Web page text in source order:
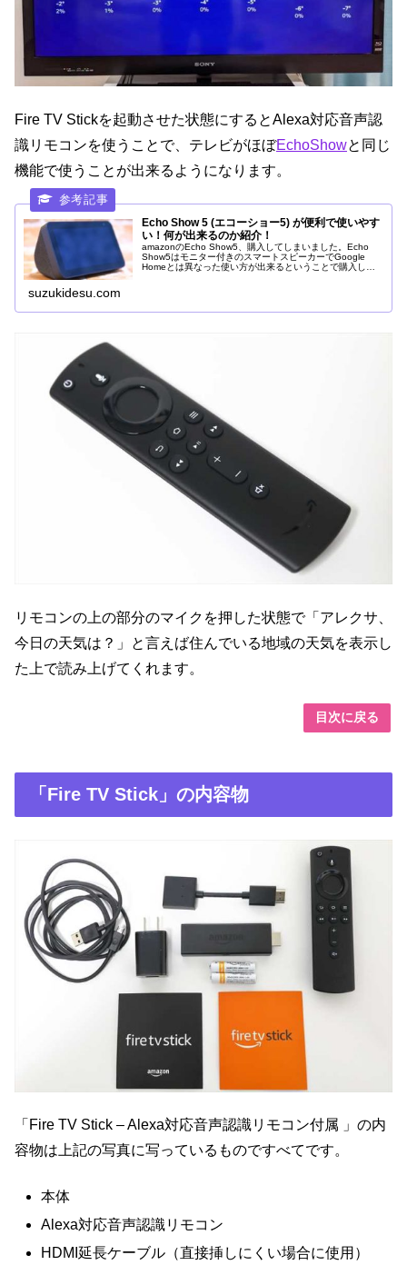
Fire TV Stickを起動させた状態にするとAlexa対応音声認
識リモコンを使うことで、テレビがほぼEchoShowと同じ
機能で使うことが出来るようになります。
Echo Show 5 (エコーショー5) が便利で使いやす
い！何が出来るのか紹介！
amazonのEcho Show5、購入してしまいました。Echo
Show5はモニター付きのスマートスピーカーでGoogle
Homeとは異なった使い方が出来るということで購入した
suzukidesu.com
リモコンの上の部分のマイクを押した状態で「アレクサ、
今日の天気は？」と言えば住んでいる地域の天気を表示し
た上で読み上げてくれます。
目次に戻る
「Fire TV Stick」の内容物
「Fire TV Stick – Alexa対応音声認識リモコン付属 」の内
容物は上記の写真に写っているものですべてです。
本体
Alexa対応音声認識リモコン
HDMI延長ケーブル（直接挿しにくい場合に使用）